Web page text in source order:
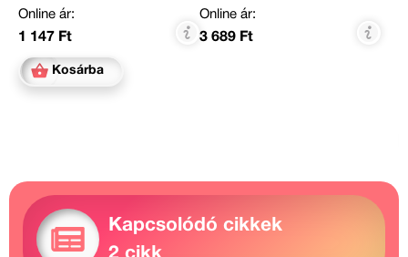
Online ár:
1 147 Ft
Kosárba
Online ár:
3 689 Ft
Kapcsolódó cikkek
2 cikk